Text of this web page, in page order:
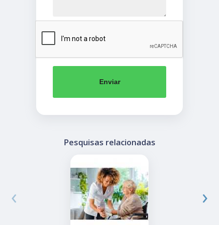
Enviar
Pesquisas relacionadas
‹ ›